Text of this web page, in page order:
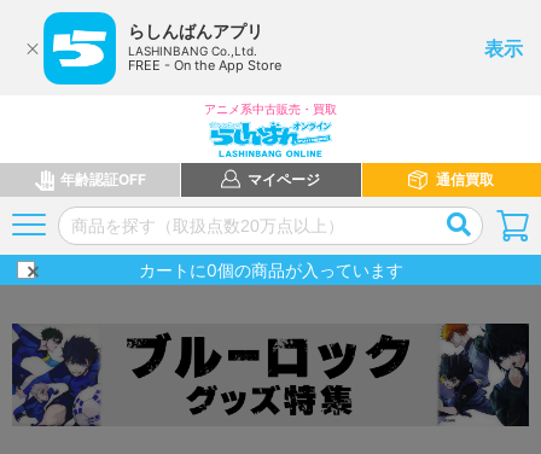
らしんばんアプリ
LASHINBANG Co.,Ltd.
FREE - On the App Store
表示
アニメ系中古販売・買取
年齢認証OFF マイページ 通信買取
カートに0個の商品が入っています